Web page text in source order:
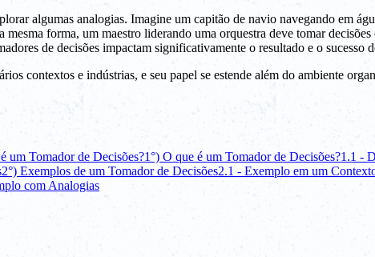
algumas analogias. Imagine um capitão de navio navegando em
forma, um maestro liderando uma orquestra deve tomar
de decisões impactam significativamente o resultado e o sucesso
contextos e indústrias, e seu papel se estende além do ambiente
um Tomador de Decisões?1°) O que é um Tomador de Decisões?1.1 -
2°) Exemplos de um Tomador de Decisões2.1 - Exemplo em um
com Analogias